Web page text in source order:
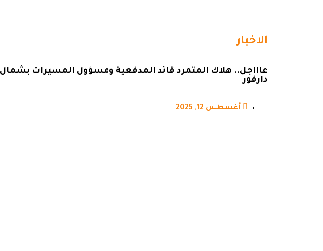
الاخبار
عاااجل.. هلاك المتمرد قائد المدفعية ومسؤول المسيرات بشمال
دارفور
أغسطس 12, 2025